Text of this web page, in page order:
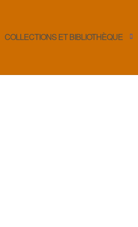
COLLECTIONS ET BIBLIOTHÈQUE